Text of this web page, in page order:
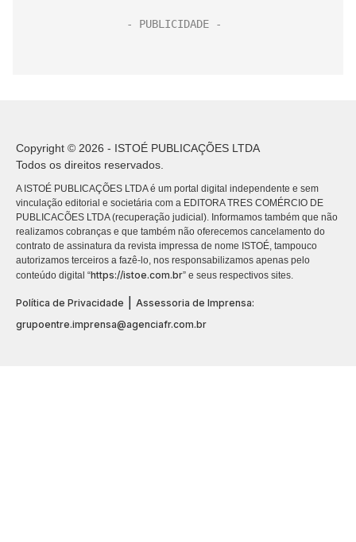
Copyright © 2026 - ISTOÉ PUBLICAÇÕES LTDA
Todos os direitos reservados.
A ISTOÉ PUBLICAÇÕES LTDA é um portal digital independente e sem
vinculação editorial e societária com a EDITORA TRES COMÉRCIO DE
PUBLICACÕES LTDA (recuperação judicial). Informamos também que não
realizamos cobranças e que também não oferecemos cancelamento do
contrato de assinatura da revista impressa de nome ISTOÉ, tampouco
autorizamos terceiros a fazê-lo, nos responsabilizamos apenas pelo
conteúdo digital “https://istoe.com.br” e seus respectivos sites.
Política de Privacidade
Assessoria de Imprensa:
grupoentre.imprensa@agenciafr.com.br